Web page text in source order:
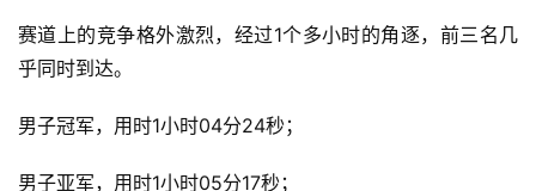
赛道上的竞争格外激烈，经过1个多小时的角逐，前三名几
乎同时到达。
男子冠军，用时1小时04分24秒；
男子亚军，用时1小时05分17秒；